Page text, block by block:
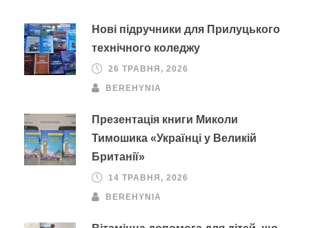
Нові підручники для Прилуцького
технічного коледжу
26 ТРАВНЯ, 2026
BEREHYNIA
Презентація книги Миколи
Тимошика «Українці у Великій
Британії»
14 ТРАВНЯ, 2026
BEREHYNIA